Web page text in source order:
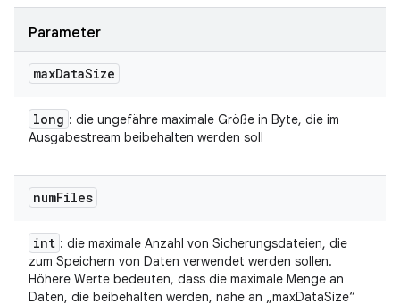
Parameter
maxDataSize
long : die ungefähre maximale Größe in Byte, die im
Ausgabestream beibehalten werden soll
numFiles
int : die maximale Anzahl von Sicherungsdateien, die
zum Speichern von Daten verwendet werden sollen.
Höhere Werte bedeuten, dass die maximale Menge an
Daten, die beibehalten werden, nahe an „maxDataSize“